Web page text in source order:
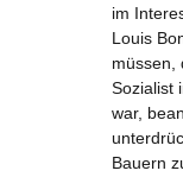
im
Louis
müssen,
Sozialist
war,
Bauern